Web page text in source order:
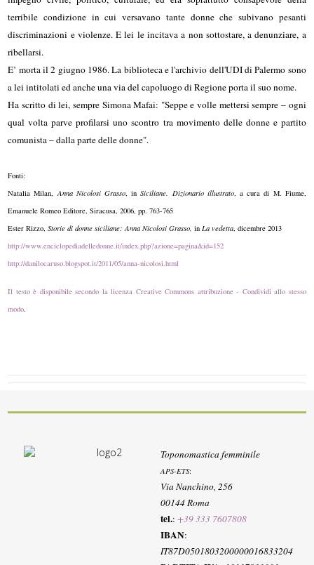
terribile condizione in cui versavano tante donne che subivano pesanti
discriminazioni e violenze. E lei le incitava a non sottostare, a denunziare, a
ribellarsi.
E’ morta il 2 giugno 1986. La biblioteca e l'archivio dell'UDI di Palermo sono
a lei intitolati ed anche una via del capoluogo di Regione porta il suo nome.
Ha scritto di lei, sempre Simona Mafai: "Seppe e volle mettersi sempre – ogni
qual volta parve profilarsi uno scontro tra movimento delle donne e partito
comunista – dalla parte delle donne".
Fonti:
Natalia Milan, Anna Nicolosi Grasso , inSiciliane. Dizionario illustrato, a cura di M. Fiume,
Emanuele Romeo Editore, Siracusa, 2006, pp. 763-765
Ester Rizzo, Storie di donne siciliane: Anna Nicolosi Grasso,in La vedetta , dicembre 2013
http://www.enciclopediadelledonne.it/index.php?azione=pagina&id=152
http://danilocaruso.blogspot.it/2011/05/anna-nicolosi.html
Il testo è disponibile secondo la licenza Creative Commons attribuzione - Condividi allo stesso
modo
Toponomastica femminile
APS-ETS:
Via Nanchino, 256
00144 Roma
tel.:+39 333 7607808
IBAN:
IT87D0501803200000016833204